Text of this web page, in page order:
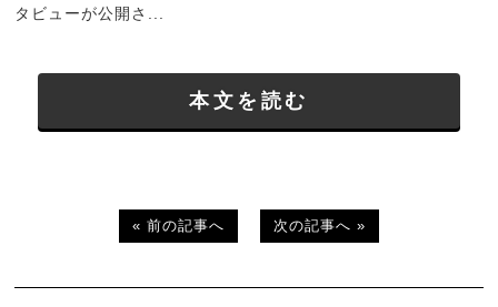
タビューが公開さ...
本文を読む
« 前の記事へ 次の記事へ »